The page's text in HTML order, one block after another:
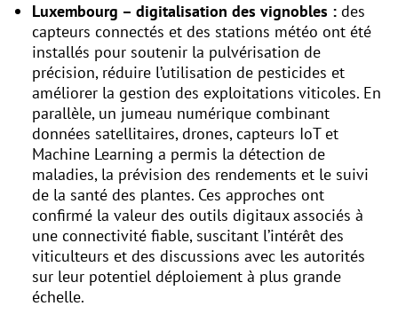
Luxembourg – digitalisation des vignobles : des
capteurs connectés et des stations météo ont été
installés pour soutenir la pulvérisation de
précision, réduire l’utilisation de pesticides et
améliorer la gestion des exploitations viticoles. En
parallèle, un jumeau numérique combinant
données satellitaires, drones, capteurs IoT et
Machine Learning a permis la détection de
maladies, la prévision des rendements et le suivi
de la santé des plantes. Ces approches ont
confirmé la valeur des outils digitaux associés à
une connectivité fiable, suscitant l’intérêt des
viticulteurs et des discussions avec les autorités
sur leur potentiel déploiement à plus grande
échelle.